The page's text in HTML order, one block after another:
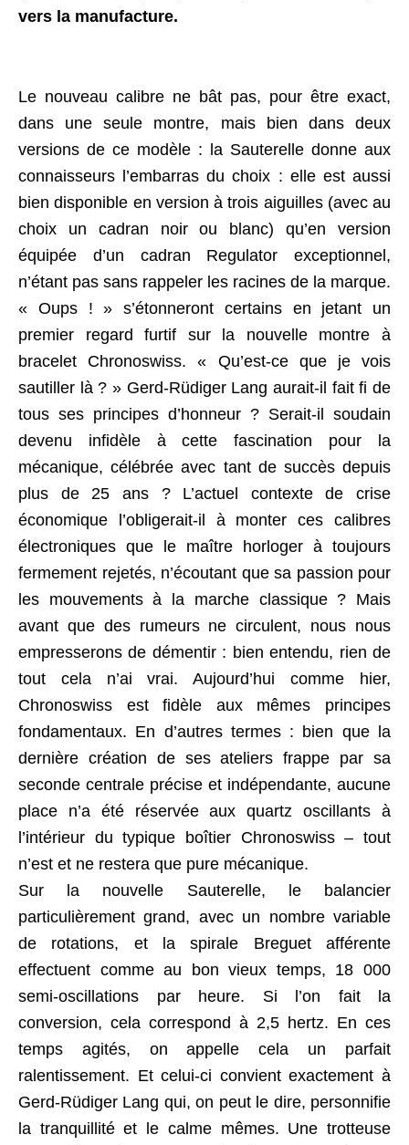
vers la manufacture.
Le nouveau calibre ne bât pas, pour être exact,
dans une seule montre, mais bien dans deux
versions de ce modèle : la Sauterelle donne aux
connaisseurs l’embarras du choix : elle est aussi
bien disponible en version à trois aiguilles (avec au
choix un cadran noir ou blanc) qu’en version
équipée d’un cadran Regulator exceptionnel,
n’étant pas sans rappeler les racines de la marque.
« Oups ! » s’étonneront certains en jetant un
premier regard furtif sur la nouvelle montre à
bracelet Chronoswiss. « Qu’est-ce que je vois
sautiller là ? » Gerd-Rüdiger Lang aurait-il fait fi de
tous ses principes d’honneur ? Serait-il soudain
devenu infidèle à cette fascination pour la
mécanique, célébrée avec tant de succès depuis
plus de 25 ans ? L’actuel contexte de crise
économique l’obligerait-il à monter ces calibres
électroniques que le maître horloger à toujours
fermement rejetés, n’écoutant que sa passion pour
les mouvements à la marche classique ? Mais
avant que des rumeurs ne circulent, nous nous
empresserons de démentir : bien entendu, rien de
tout cela n’ai vrai. Aujourd’hui comme hier,
Chronoswiss est fidèle aux mêmes principes
fondamentaux. En d’autres termes : bien que la
dernière création de ses ateliers frappe par sa
seconde centrale précise et indépendante, aucune
place n’a été réservée aux quartz oscillants à
l’intérieur du typique boîtier Chronoswiss – tout
n’est et ne restera que pure mécanique.
Sur la nouvelle Sauterelle, le balancier
particulièrement grand, avec un nombre variable
de rotations, et la spirale Breguet afférente
effectuent comme au bon vieux temps, 18 000
semi-oscillations par heure. Si l’on fait la
conversion, cela correspond à 2,5 hertz. En ces
temps agités, on appelle cela un parfait
ralentissement. Et celui-ci convient exactement à
Gerd-Rüdiger Lang qui, on peut le dire, personnifie
la tranquillité et le calme mêmes. Une trotteuse